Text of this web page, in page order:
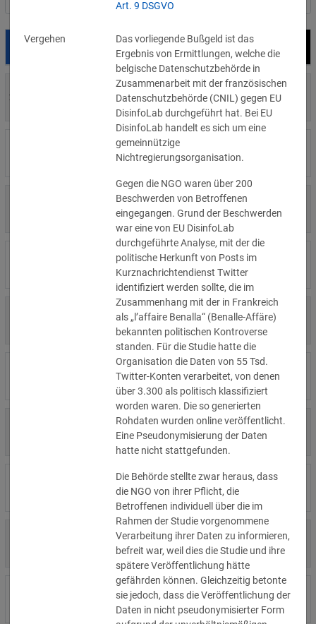
Datum Bußgeld Empfänger
29.07.2026
700 €
»Details
Privatperson
1.715.600 €
»Details
Wind Tre
6.358 €
»Details
Privatperson
8.500 €
»Details
Wirtschaftsprüfungsgesellschaft
4.000 €
»Details
Η Μάθηση
15.000 €
»Details
Flamel
13.450 €
»Details
Civilstyrelsen
1.150 €
»Details
Wohnungseigentümergemeinsch
aft
1.000 €
»Details
Studio-Betreiber
5.200 €
»Details
Nichtregierungsorganisation
Art. 9 DSGVO
Vergehen
Das vorliegende Bußgeld ist das
Ergebnis von Ermittlungen, welche die
belgische Datenschutzbehörde in
Zusammenarbeit mit der französischen
Datenschutzbehörde (CNIL) gegen EU
DisinfoLab durchgeführt hat. Bei EU
DisinfoLab handelt es sich um eine
gemeinnützige
Nichtregierungsorganisation.
Gegen die NGO waren über 200
Beschwerden von Betroffenen
eingegangen. Grund der Beschwerden
war eine von EU DisinfoLab
durchgeführte Analyse, mit der die
politische Herkunft von Posts im
Kurznachrichtendienst Twitter
identifiziert werden sollte, die im
Zusammenhang mit der in Frankreich
als „l’affaire Benalla“ (Benalle-Affäre)
bekannten politischen Kontroverse
standen. Für die Studie hatte die
Organisation die Daten von 55 Tsd.
Twitter-Konten verarbeitet, von denen
über 3.300 als politisch klassifiziert
worden waren. Die so generierten
Rohdaten wurden online veröffentlicht.
Eine Pseudonymisierung der Daten
hatte nicht stattgefunden.
Die Behörde stellte zwar heraus, dass
die NGO von ihrer Pflicht, die
Betroffenen individuell über die im
Rahmen der Studie vorgenommene
Verarbeitung ihrer Daten zu informieren,
befreit war, weil dies die Studie und ihre
spätere Veröffentlichung hätte
gefährden können. Gleichzeitig betonte
sie jedoch, dass die Veröffentlichung der
Daten in nicht pseudonymisierter Form